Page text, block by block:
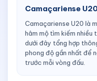
Camaçariense
Camaçariense U20 là
hâm mộ tìm kiếm nhiều
dưới đây tổng hợp
phong độ gần nhất để
trước mỗi vòng đấu.